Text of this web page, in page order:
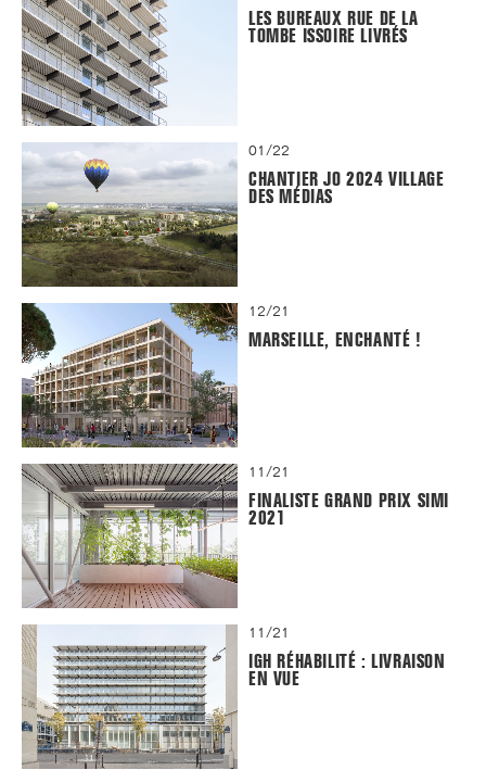
LES BUREAUX RUE DE LA
TOMBE ISSOIRE LIVRÉS
01/22
CHANTIER JO 2024 VILLAGE
DES MÉDIAS
12/21
MARSEILLE, ENCHANTÉ !
11/21
FINALISTE GRAND PRIX SIMI
2021
11/21
IGH RÉHABILITÉ : LIVRAISON
EN VUE